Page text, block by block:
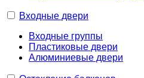
Входные двери
Входные группы
Пластиковые двери
Алюминиевые двери